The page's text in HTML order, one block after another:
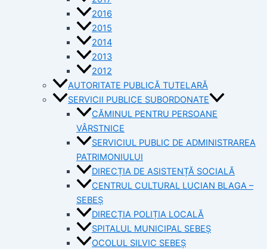
2016
2015
2014
2013
2012
AUTORITATE PUBLICĂ TUTELARĂ
SERVICII PUBLICE SUBORDONATE
CĂMINUL PENTRU PERSOANE
VÂRSTNICE
SERVICIUL PUBLIC DE ADMINISTRAREA
PATRIMONIULUI
DIRECȚIA DE ASISTENȚĂ SOCIALĂ
CENTRUL CULTURAL LUCIAN BLAGA –
SEBEȘ
DIRECȚIA POLIȚIA LOCALĂ
SPITALUL MUNICIPAL SEBEȘ
OCOLUL SILVIC SEBEȘ